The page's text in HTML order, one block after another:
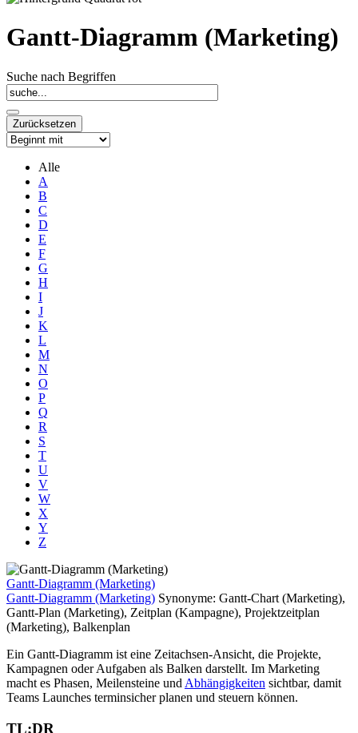
Gantt-Diagramm (Marketing)
Suche nach Begriffen
Alle
A
B
C
D
E
F
G
H
I
J
K
L
M
N
O
P
Q
R
S
T
U
V
W
X
Y
Z
Gantt-Diagramm (Marketing)
Gantt-Diagramm (Marketing) Synonyme: Gantt-Chart (Marketing),
Gantt-Plan (Marketing), Zeitplan (Kampagne), Projektzeitplan
(Marketing), Balkenplan
Ein Gantt-Diagramm ist eine Zeitachsen-Ansicht, die Projekte,
Kampagnen oder Aufgaben als Balken darstellt. Im Marketing
macht es Phasen, Meilensteine und Abhängigkeiten sichtbar, damit
Teams Launches terminsicher planen und steuern können.
TL;DR